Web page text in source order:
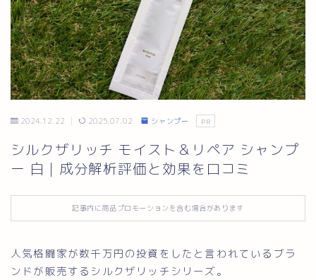
食事制限
育毛
お問い合わせ
2024.12.22 2025.07.02 シャンプー PR
シルクザリッチ モイスト＆リペア シャンプ
ー 白｜成分解析評価と効果を口コミ
記事内に商品プロモーションを含む場合があります
人気格闘家が数千万円の投資をしたと言われているブラ
ンドが販売するシルクザリッチシリーズ。